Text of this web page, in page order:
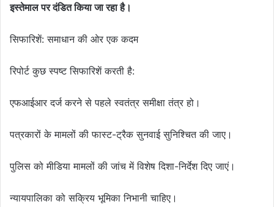
इस्तेमाल पर दंडित किया जा रहा है।
सिफारिशें: समाधान की ओर एक कदम
रिपोर्ट कुछ स्पष्ट सिफारिशें करती है:
एफआईआर दर्ज करने से पहले स्वतंत्र समीक्षा तंत्र हो।
पत्रकारों के मामलों की फास्ट-ट्रैक सुनवाई सुनिश्चित की जाए।
पुलिस को मीडिया मामलों की जांच में विशेष दिशा-निर्देश दिए जाएं।
न्यायपालिका को सक्रिय भूमिका निभानी चाहिए।